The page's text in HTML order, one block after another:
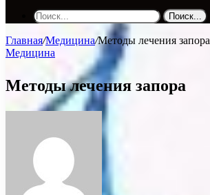
Поиск...
Главная/Медицина/Методы лечения запора
Медицина
Методы лечения запора